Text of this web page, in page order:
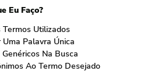
Eu Faço?
Termos Utilizados
Palavra Única
Na Busca
Ao Termo Desejado